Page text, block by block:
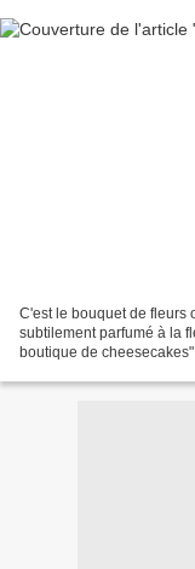
C'est le bouquet de fleurs
subtilement parfumé à la
boutique de cheesecakes"